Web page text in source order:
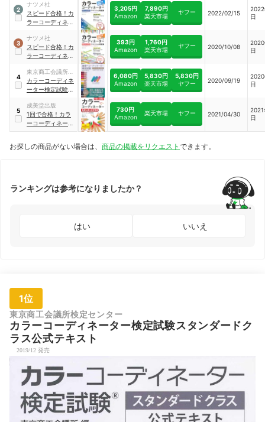
公式テキスト
2
ナツメ社
スピード合格！カ
ラーコーディネー
クラス】テキスト
&問題集
3,205円
Amazon
7,890円
楽天市場
ヤフー 2022/02/15
日
3
ナツメ社
スピード合格！カ
ラーコーディネー
ドクラス】テキス
ト＆問題集
393円
Amazon
1,760円
楽天市場
ヤフー 2020/10/08
日
4
東京商工会議所検
定センター
カラーコーディネ
ーター検定試験 ア
式テキスト〈第2
版〉
6,080円
Amazon
5,830円
楽天市場
5,830円
ヤフー
2020/09/19
日
5
成美堂出版
1回で合格！カラ
ーコーディネータ
ースタンダードク
題集
730円
Amazon
楽天市場 ヤフー 2021/04/30
日
お探しの商品がない場合は、 商品の掲載をリクエスト できます。
ランキングは参考になりましたか？
はい いいえ
1位
東京商工会議所検定センター
カラーコーディネーター検定試験スタンダードク
ラス公式テキスト
2019/12 発売